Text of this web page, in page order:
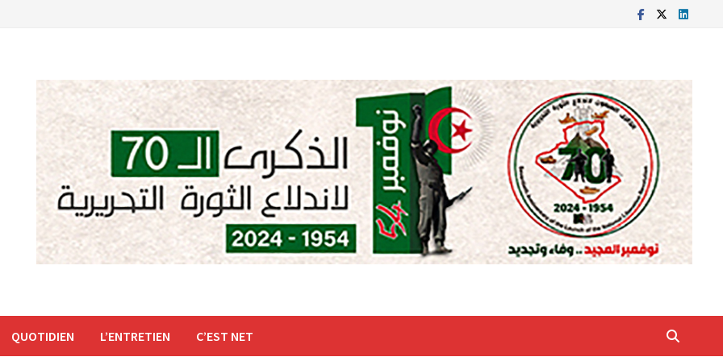
QUOTIDIEN L’ENTRETIEN C’EST NET